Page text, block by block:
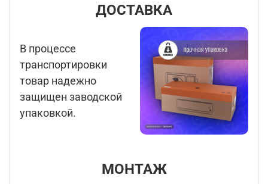
ДОСТАВКА
В процессе
транспортировки
товар надежно
защищен заводской
упаковкой.
МОНТАЖ